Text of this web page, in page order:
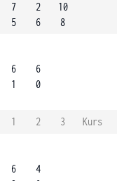
7
5
2
6
10
8
6
1
6
0
1 2 3
Kurs
6
4